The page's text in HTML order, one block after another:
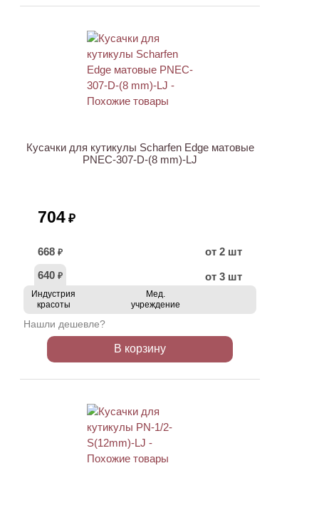
Кусачки для кутикулы Scharfen Edge матовые
PNEC-307-D-(8 mm)-LJ
704 ₽
668 ₽
от 2 шт
640 ₽ от 3 шт
Индустрия
красоты
Мед.
учреждение
Нашли дешевле?
В корзину